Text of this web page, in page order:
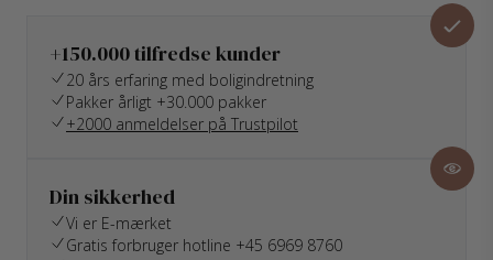
+150.000 tilfredse kunder
20 års erfaring med boligindretning
Pakker årligt +30.000 pakker
+2000 anmeldelser på Trustpilot
Din sikkerhed
Vi er E-mærket
Gratis forbruger hotline +45 6969 8760